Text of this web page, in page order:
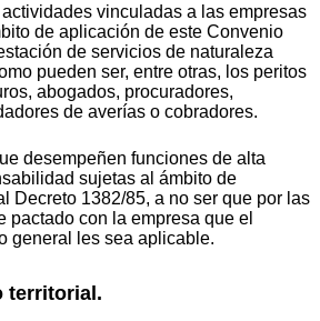
vinculadas a las empresas
de aplicación de este Convenio
de servicios de naturaleza
pueden ser, entre otras, los peritos
abogados, procuradores,
de averías o cobradores.
desempeñen funciones de alta
sujetas al ámbito de
Decreto 1382/85, a no ser que por las
pactado con la empresa que el
general les sea aplicable.
territorial.